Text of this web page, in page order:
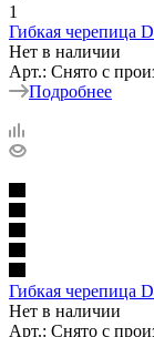
1
Гибкая черепица
Нет в наличии
Арт.: Снято с
Подробнее
Гибкая черепица
Нет в наличии
Арт.: Снято с